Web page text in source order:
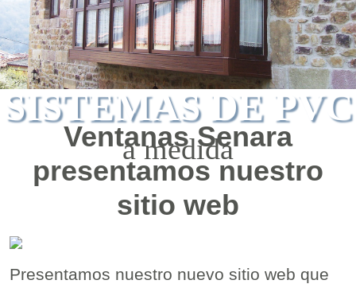
SISTEMAS DE PVC
a medida
Ventanas Senara
presentamos nuestro
sitio web
Presentamos nuestro nuevo sitio web que